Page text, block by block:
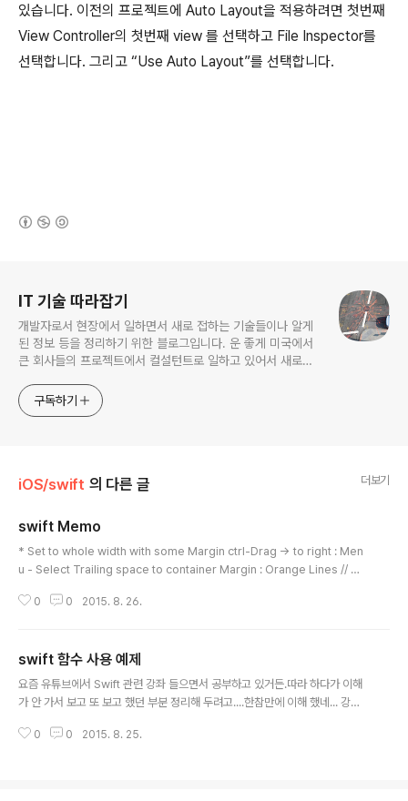
있습니다. 이전의 프로젝트에 Auto Layout을 적용하려면 첫번째
View Controller의 첫번째 view 를 선택하고 File Inspector를
선택합니다. 그리고 “Use Auto Layout”를 선택합니다.
IT 기술 따라잡기
개발자로서 현장에서 일하면서 새로 접하는 기술들이나 알게
된 정보 등을 정리하기 위한 블로그입니다. 운 좋게 미국에서
큰 회사들의 프로젝트에서 컬설턴트로 일하고 있어서 새로운
사용되는 툴들에 대해 많은 분들과 정보를 공유하고 싶습니다.
구독하기
iOS/swift 의 다른 글 더보기
swift Memo
* Set to whole width with some Margin ctrl-Drag -> to right : Men
u - Select Trailing space to container Margin : Orange Lines // ->
Select Top spacing to Top Layout Guide ==> will see blue line : co
0 0 2015. 8. 26.
swift 함수 사용 예제
요즘 유튜브에서 Swift 관련 강좌 들으면서 공부하고 있거든.따라 하다가 이해
가 안 가서 보고 또 보고 했던 부분 정리해 두려고....한참만에 이해 했네... 강좌
ViewController: UIViewController { @IBOutlet weak var nums: UIL
0 0 2015. 8. 25.